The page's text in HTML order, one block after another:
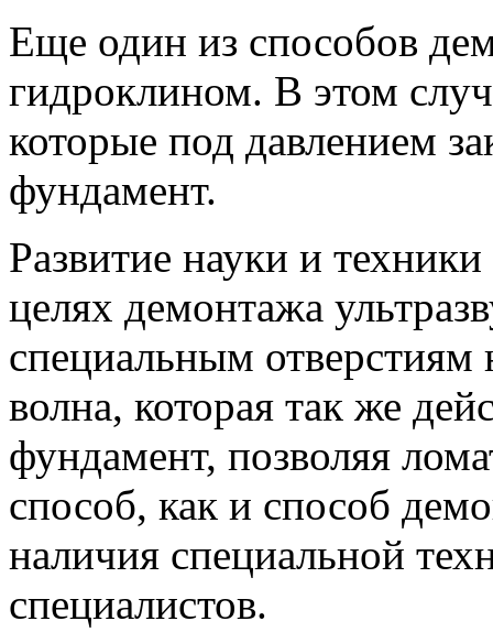
Еще один из способов
гидроклином. В этом
которые под давлением
фундамент.
Развитие науки и
целях демонтажа
специальным отверстиям
волна, которая так же
фундамент, позволяя
способ, как и способ
наличия специальной
специалистов.